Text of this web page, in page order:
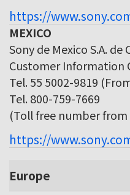
https://
MEXICO
Sony de Mexico S.A. de
Customer Information
Tel. 55 5002-9819
Tel. 800-759-7669
(Toll free number
https://
Europe